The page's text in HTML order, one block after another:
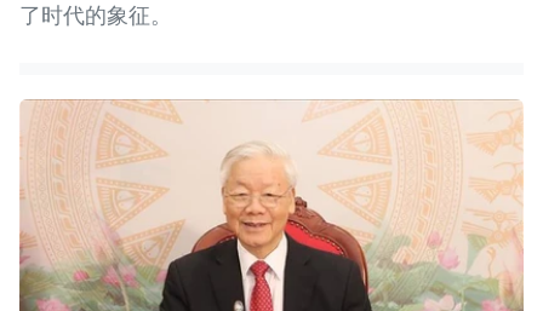
了时代的象征。